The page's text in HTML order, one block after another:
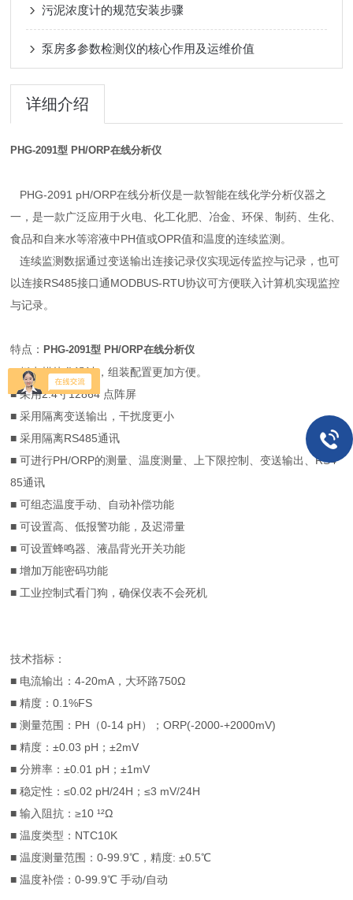
污泥浓度计的规范安装步骤
泵房多参数检测仪的核心作用及运维价值
详细介绍
PHG-2091型 PH/ORP在线分析仪
PHG-2091 pH/ORP在线分析仪是一款智能在线化学分析仪器之
一，是一款广泛应用于火电、化工化肥、冶金、环保、制药、生化、
食品和自来水等溶液中PH值或OPR值和温度的连续监测。
连续监测数据通过变送输出连接记录仪实现远传监控与记录，也可
以连接RS485接口通MODBUS-RTU协议可方便联入计算机实现监控
与记录。
特点： PHG-2091型 PH/ORP在线分析仪
■ 板卡模块化设计，组装配置更加方便。
■ 采用2.4寸12864 点阵屏
■ 采用隔离变送输出，干扰度更小
■ 采用隔离RS485通讯
■ 可进行PH/ORP的测量、温度测量、上下限控制、变送输出、RS4
85通讯
■ 可组态温度手动、自动补偿功能
■ 可设置高、低报警功能，及迟滞量
■ 可设置蜂鸣器、液晶背光开关功能
■ 增加万能密码功能
■ 工业控制式看门狗，确保仪表不会死机
技术指标：
■ 电流输出：4-20mA，大环路750Ω
■ 精度：0.1%FS
■ 测量范围：PH（0-14 pH）；ORP(-2000-+2000mV)
■ 精度：±0.03 pH；±2mV
■ 分辨率：±0.01 pH；±1mV
■ 稳定性：≤0.02 pH/24H；≤3 mV/24H
■ 输入阻抗：≥10 ¹²Ω
■ 温度类型：NTC10K
■ 温度测量范围：0-99.9℃，精度: ±0.5℃
■ 温度补偿：0-99.9℃ 手动/自动